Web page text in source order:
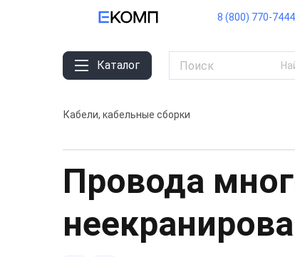
8 (800) 770-
Каталог
Кабели, кабельные сборки
Провода